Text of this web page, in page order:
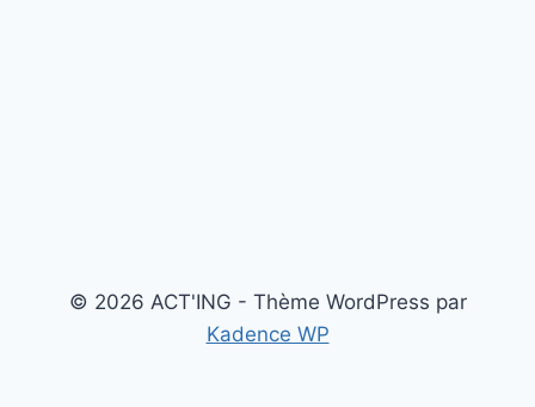
© 2026 ACT'ING - Thème WordPress par
Kadence WP